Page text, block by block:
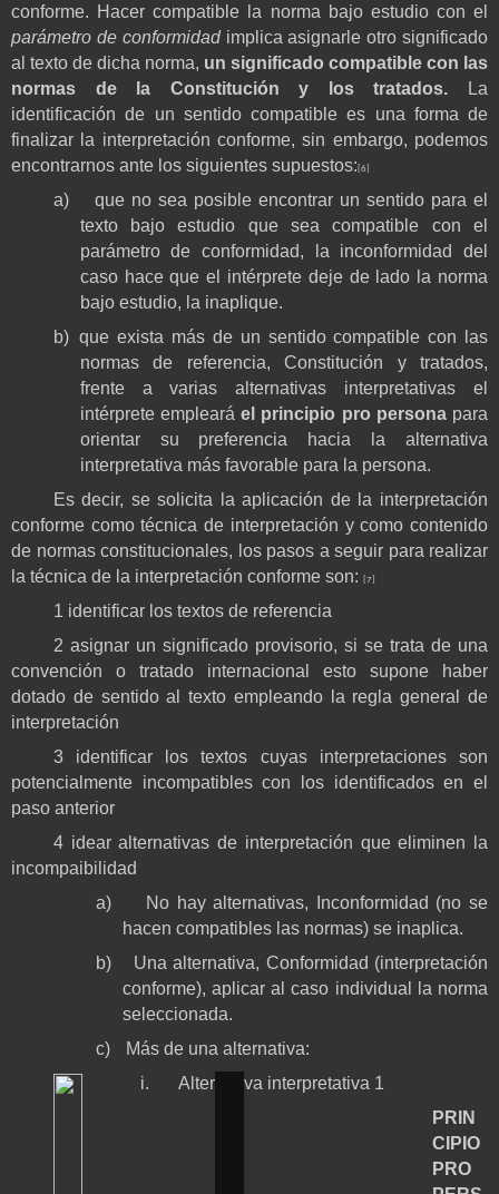
conforme. Hacer compatible la norma bajo estudio con el
parámetro de conformidadimplica asignarle otro significado
al texto de dicha norma, un significado compatible con las
normas de la Constitución y los tratados.
La
identificación de un sentido compatible es una forma de
finalizar la interpretación conforme, sin embargo, podemos
encontrarnos ante los siguientes supuestos: [6]
a)
que no sea posible encontrar un sentido para el
texto bajo estudio que sea compatible con el
parámetro de conformidad, la inconformidad del
caso hace que el intérprete deje de lado la norma
bajo estudio, la inaplique.
b) que exista más de un sentido compatible con las
normas de referencia, Constitución y tratados,
frente a varias alternativas interpretativas el
intérprete emplearáel principio pro persona para
orientar su preferencia hacia la alternativa
interpretativa más favorable para la persona.
Es decir, se solicita la aplicación de la interpretación
conforme como técnica de interpretación y como contenido
de normas constitucionales, los pasos a seguir para realizar
la técnica de la interpretación conforme son:
[7]
1 identificar los textos de referencia
2 asignar un significado provisorio, si se trata de una
convención o tratado internacional esto supone haber
dotado de sentido al texto empleando la regla general de
interpretación
3 identificar los textos cuyas interpretaciones son
potencialmente incompatibles con los identificados en el
paso anterior
4 idear alternativas de interpretación que eliminen la
incompaibilidad
a)
No hay alternativas, Inconformidad (no se
hacen compatibles las normas) se inaplica.
b)
Una alternativa, Conformidad (interpretación
conforme), aplicar al caso individual la norma
seleccionada.
c)
Más de una alternativa:
i.
Alternativa interpretativa 1
PRIN
CIPIO
PRO